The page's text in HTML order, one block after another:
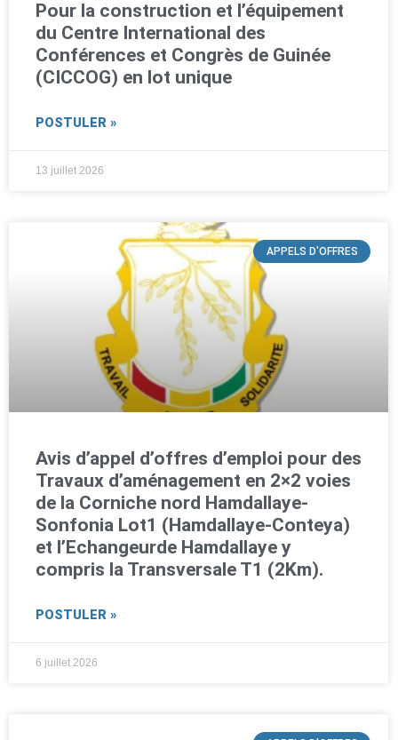
Pour la construction et l’équipement
du Centre International des
Conférences et Congrès de Guinée
(CICCOG) en lot unique
POSTULER »
13 juillet 2026
APPELS D'OFFRES
Avis d’appel d’offres d’emploi pour des
Travaux d’aménagement en 2×2 voies
de la Corniche nord Hamdallaye-
Sonfonia Lot1 (Hamdallaye-Conteya)
et l’Echangeurde Hamdallaye y
compris la Transversale T1 (2Km).
POSTULER »
6 juillet 2026